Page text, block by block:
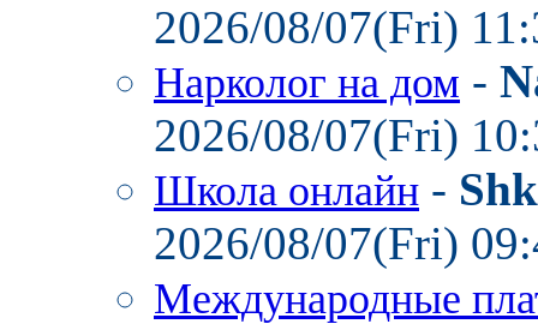
2026/08/07(Fri)
Нарколог на дом -
2026/08/07(Fri)
Школа онлайн -
2026/08/07(Fri)
Международные